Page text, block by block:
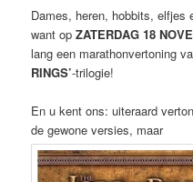
Dames, heren, hobbits, elfjes
want opZATERDAG 18
lang een marathonvertoning
RINGS’-trilogie!
En u kent ons: uiteraard
de gewone versies, maar